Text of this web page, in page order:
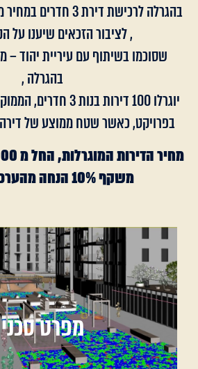
, לציבור הזכאים שיענו על
שסוכמו בשיתוף עם עיריית יהוד –
בהגרלה ,
יוגרלו 100 דירות
בפרויקט, כאשר שטח ממוצע של דירה כ-75
מחיר הדירות המוגרלות, החל מ
משקף 10% הנחה מהערכת שמאי
מפרט טכני